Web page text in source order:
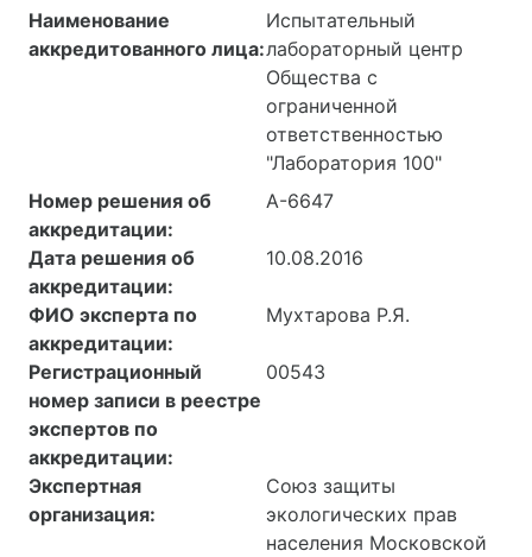
г. Пермь, ул. Ким, д. 77
Наименование
аккредитованного лица:
Испытательный
лабораторный центр
Общества с
ограниченной
ответственностью
"Лаборатория 100"
Номер решения об
аккредитации:
А-6647
Дата решения об
аккредитации:
10.08.2016
ФИО эксперта по
аккредитации:
Мухтарова Р.Я.
Регистрационный
номер записи в реестре
экспертов по
аккредитации:
00543
Экспертная
организация:
Союз защиты
экологических прав
населения Московской